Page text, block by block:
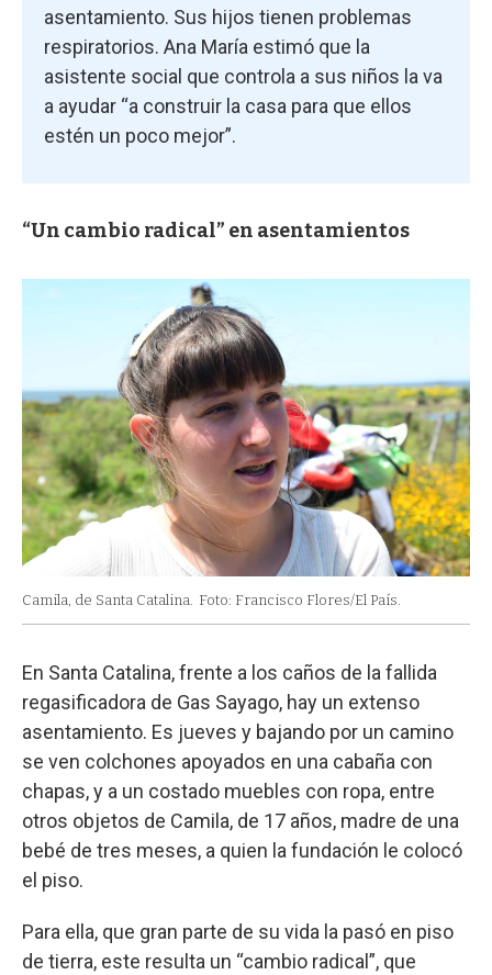
asentamiento. Sus hijos tienen problemas
respiratorios. Ana María estimó que la
asistente social que controla a sus niños la va
a ayudar “a construir la casa para que ellos
estén un poco mejor”.
“Un cambio radical” en asentamientos
Camila, de Santa Catalina. Foto: Francisco Flores/El País.
En Santa Catalina, frente a los caños de la fallida
regasificadora de Gas Sayago, hay un extenso
asentamiento. Es jueves y bajando por un camino
se ven colchones apoyados en una cabaña con
chapas, y a un costado muebles con ropa, entre
otros objetos de Camila, de 17 años, madre de una
bebé de tres meses, a quien la fundación le colocó
el piso.
Para ella, que gran parte de su vida la pasó en piso
de tierra, este resulta un “cambio radical”, que